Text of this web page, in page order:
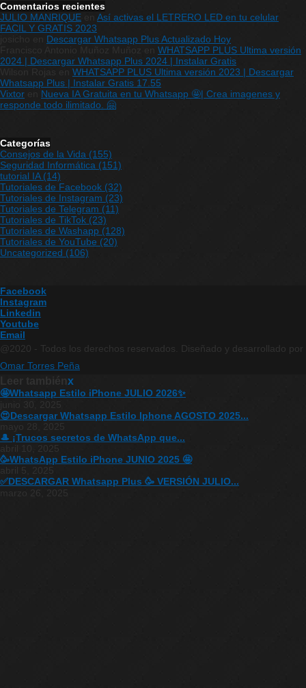
Comentarios recientes
JULIO MANRIQUE en Así activas el LETRERO LED en tu celular
FACIL Y GRATIS 2023
Descargar Whatsapp Plus Actualizado Hoy
WHATSAPP PLUS Ultima versión
2024 | Descargar Whatsapp Plus 2024 | Instalar Gratis
WHATSAPP PLUS Ultima versión 2023 | Descargar
Whatsapp Plus | Instalar Gratis 17.55
Vixtor
Nueva IA Gratuita en tu Whatsapp 🤩| Crea imagenes y
responde todo ilimitado. 🤗
Categorías
Consejos de la Vida (155)
Seguridad Informática (151)
tutorial IA (14)
Tutoriales de Facebook (32)
Tutoriales de Instagram (23)
Tutoriales de Telegram (11)
Tutoriales de TikTok (23)
Tutoriales de Washapp (128)
Tutoriales de YouTube (20)
Uncategorized (106)
Facebook
Instagram
Linkedin
Youtube
Email
@2020 - Todos los derechos reservados. Diseñado y desarrollado por
Omar Torres Peña
x
🤩Whatsapp Estilo iPhone JULIO 2026✨
😍Descargar Whatsapp Estilo Iphone AGOSTO 2025...
🎩 ¡Trucos secretos de WhatsApp que...
abril 10, 2025
🥳WhatsApp Estilo iPhone JUNIO 2025 🤩
✅DESCARGAR Whatsapp Plus 🥳 VERSIÓN JULIO...
marzo 26, 2025